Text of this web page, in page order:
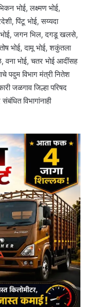
भोई, लक्ष्मण भोई,
पिंटू भोई, सय्यदा
जगन भिल, दगडू खलसे,
भोई, दामू भोई, शकुंतला
वना भोई, चतर भोई आदींसह
पदुम विभाग मंत्री नितेश
जळगाव जिल्हा परिषद
विभागांनाही